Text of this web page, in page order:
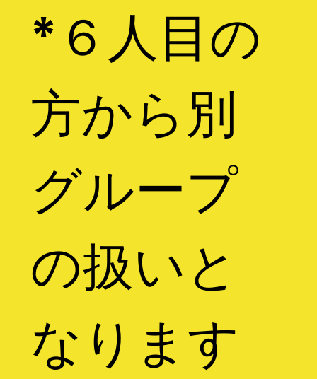
*６人目の
方から別
グループ
の扱いと
なります